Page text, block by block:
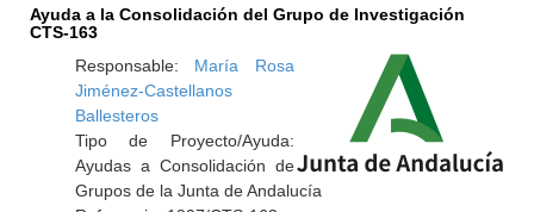
Ayuda a la Consolidación del Grupo de Investigación
CTS-163
Responsable: María Rosa
Jiménez-Castellanos
Ballesteros
Tipo de Proyecto/Ayuda:
Ayudas a Consolidación de
Grupos de la Junta de Andalucía